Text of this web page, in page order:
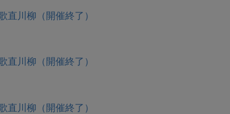
直川柳（開催終了）
直川柳（開催終了）
直川柳（開催終了）